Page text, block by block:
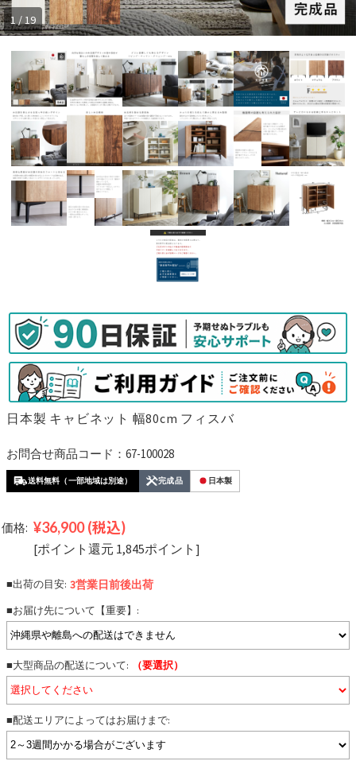
1 / 19
日本製 キャビネット 幅80cm フィスバ
お問合せ商品コード：67-100028
送料無料（一部地域は別途） 完成品 日本製
価格: ¥36,900 (税込)
[ポイント還元 1,845ポイント]
■出荷の目安: 3営業日前後出荷
■お届け先について【重要】:
■大型商品の配送について: （要選択）
■配送エリアによってはお届けまで: